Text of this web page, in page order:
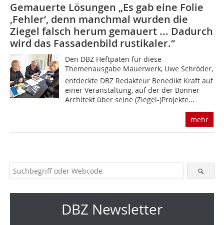
Gemauerte Lösungen „Es gab eine Folie
‚Fehler‘, denn manchmal wurden die
Ziegel falsch herum gemauert ... Dadurch
wird das Fassadenbild rustikaler.“
Den DBZ Heftpaten für diese
Themenausgabe Mauerwerk, Uwe Schröder,
entdeckte DBZ Redakteur Benedikt Kraft auf
einer Veranstaltung, auf der der Bonner
Architekt über seine (Ziegel-)Projekte...
mehr
DBZ Newsletter